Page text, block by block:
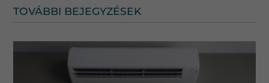
TOVÁBBI BEJEGYZÉSEK